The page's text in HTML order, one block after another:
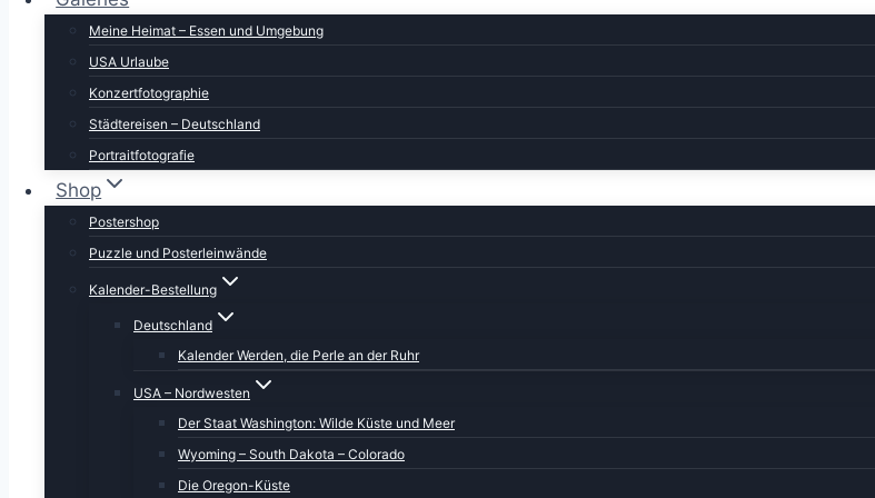
Meine Heimat – Essen und Umgebung
USA Urlaube
Konzertfotographie
Städtereisen – Deutschland
Portraitfotografie
Shop
Postershop
Puzzle und Posterleinwände
Kalender-Bestellung
Deutschland
Kalender Werden, die Perle an der Ruhr
USA – Nordwesten
Der Staat Washington: Wilde Küste und Meer
Wyoming – South Dakota – Colorado
Die Oregon-Küste